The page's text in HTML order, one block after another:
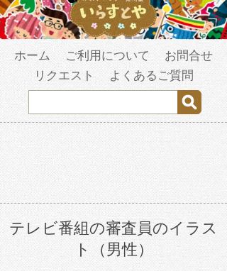
ホーム ご利用について
お問合せ
リクエスト
よくあるご質問
テレビ番組の審査員のイラス
ト（男性）